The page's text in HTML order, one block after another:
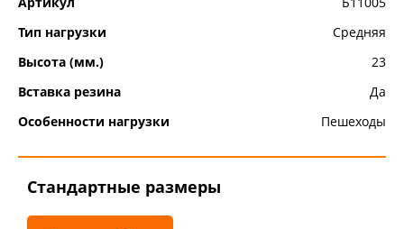
Тип нагрузки
Средняя
Высота (мм.)
23
Вставка резина
Да
Особенности нагрузки
Пешеходы
Стандартные размеры